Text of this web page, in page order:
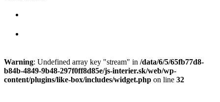
Warning: Undefined array key "stream" in /data/6/5/65fb77d8-
b84b-4849-9b48-297f0ff8d85e/js-interier.sk/web/wp-
content/plugins/like-box/includes/widget.php on line 32